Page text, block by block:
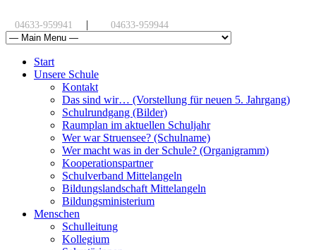
04633-959941 | 04633-959944
Start
Unsere Schule
Kontakt
Das sind wir… (Vorstellung für neuen 5. Jahrgang)
Schulrundgang (Bilder)
Raumplan im aktuellen Schuljahr
Wer war Struensee? (Schulname)
Wer macht was in der Schule? (Organigramm)
Kooperationspartner
Schulverband Mittelangeln
Bildungslandschaft Mittelangeln
Bildungsministerium
Menschen
Schulleitung
Kollegium